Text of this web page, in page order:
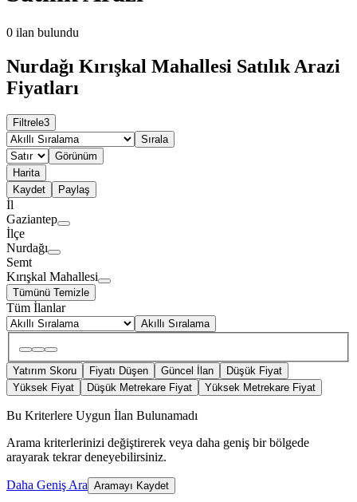
0 ilan bulundu
Nurdağı Kırışkal Mahallesi Satılık Arazi
Fiyatları
Filtrele3
Sırala
Görünüm
Harita
Kaydet
Paylaş
İl
Gaziantep
İlçe
Nurdağı
Semt
Kırışkal Mahallesi
Tümünü Temizle
Tüm İlanlar
Akıllı Sıralama
Yatırım Skoru Fiyatı Düşen Güncel İlan
Düşük Fiyat
Yüksek Fiyat
Düşük Metrekare Fiyat Yüksek Metrekare Fiyat
Bu Kriterlere Uygun İlan Bulunamadı
Arama kriterlerinizi değiştirerek veya daha geniş bir bölgede
arayarak tekrar deneyebilirsiniz.
Daha Geniş Ara Aramayı Kaydet